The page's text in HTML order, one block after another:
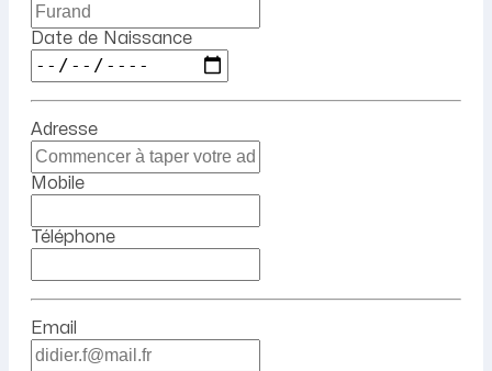
Date de Naissance
Adresse
Mobile
Téléphone
Email